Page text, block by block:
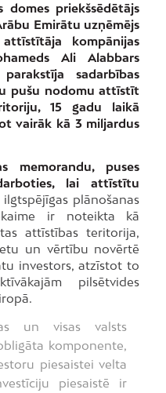
domes priekšsēdētājs
Emirātu uzņēmējs
kompānijas
Ali Alabbars
sadarbības
pušu nodomu attīstīt
15 gadu laikā
vairāk kā 3 miljardus
memorandu, puses
lai attīstītu
plānošanas
ir noteikta kā
attīstības teritorija,
un vērtību novērtē
investors, atzīstot to
pilsētvides
un visas valsts
komponente,
piesaistei velta
piesaistē ir